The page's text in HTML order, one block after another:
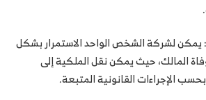
لشركة الشخص الواحد الاستمرار بشكل
المالك، حيث يمكن نقل الملكية إلى
الإجراءات القانونية المتبعة.